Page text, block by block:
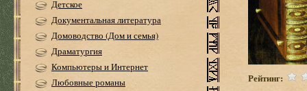
Детское
Документальная литература
Домоводство (Дом и семья)
Драматургия
Компьютеры и Интернет
Любовные романы
Рейтинг: